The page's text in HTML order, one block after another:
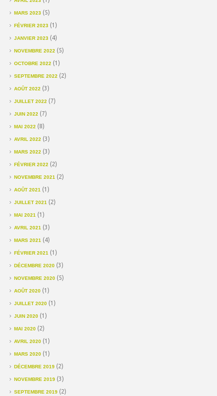
MARS 2023 (5)
FÉVRIER 2023 (1)
JANVIER 2023 (4)
NOVEMBRE 2022 (5)
OCTOBRE 2022 (1)
SEPTEMBRE 2022 (2)
AOÛT 2022 (3)
JUILLET 2022 (7)
JUIN 2022 (7)
MAI 2022 (8)
AVRIL 2022 (3)
MARS 2022 (3)
FÉVRIER 2022 (2)
NOVEMBRE 2021 (2)
AOÛT 2021 (1)
JUILLET 2021 (2)
MAI 2021 (1)
AVRIL 2021 (3)
MARS 2021 (4)
FÉVRIER 2021 (1)
DÉCEMBRE 2020 (3)
NOVEMBRE 2020 (5)
AOÛT 2020 (1)
JUILLET 2020 (1)
JUIN 2020 (1)
MAI 2020 (2)
AVRIL 2020 (1)
MARS 2020 (1)
DÉCEMBRE 2019 (2)
NOVEMBRE 2019 (3)
SEPTEMBRE 2019 (2)